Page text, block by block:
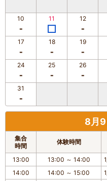
10 11 12
17 18 19
24 25 26
31
8月9
集合
時間
体験時間
13:00 13:00 ～ 14:00
14:00
14:00 ～ 15:00